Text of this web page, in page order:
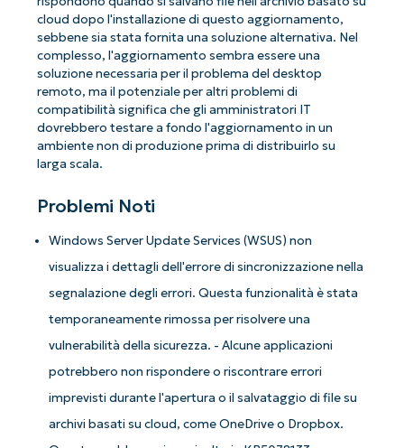
cloud dopo l'installazione di questo aggiornamento,
sebbene sia stata fornita una soluzione alternativa. Nel
complesso, l'aggiornamento sembra essere una
soluzione necessaria per il problema del desktop
remoto, ma il potenziale per altri problemi di
compatibilità significa che gli amministratori IT
dovrebbero testare a fondo l'aggiornamento in un
ambiente non di produzione prima di distribuirlo su
larga scala.
Problemi Noti
Windows Server Update Services (WSUS) non
visualizza i dettagli dell'errore di sincronizzazione nella
segnalazione degli errori. Questa funzionalità è stata
temporaneamente rimossa per risolvere una
vulnerabilità della sicurezza. - Alcune applicazioni
potrebbero non rispondere o riscontrare errori
imprevisti durante l'apertura o il salvataggio di file su
archivi basati su cloud, come OneDrive o Dropbox.